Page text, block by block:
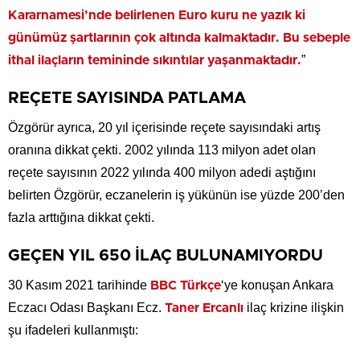
Kararnamesi’nde belirlenen Euro kuru ne yazık ki
günümüz şartlarının çok altında kalmaktadır. Bu sebeple
ithal ilaçların temininde sıkıntılar yaşanmaktadır.”
REÇETE SAYISINDA PATLAMA
Özgörür ayrıca, 20 yıl içerisinde reçete sayısındaki artış
oranına dikkat çekti. 2002 yılında 113 milyon adet olan
reçete sayısının 2022 yılında 400 milyon adedi aştığını
belirten Özgörür, eczanelerin iş yükünün ise yüzde 200’den
fazla arttığına dikkat çekti.
GEÇEN YIL 650 İLAÇ BULUNAMIYORDU
30 Kasım 2021 tarihinde BBC Türkçe‘ye konuşan Ankara
Eczacı Odası Başkanı Ecz. Taner Ercanlı ilaç krizine ilişkin
şu ifadeleri kullanmıştı: